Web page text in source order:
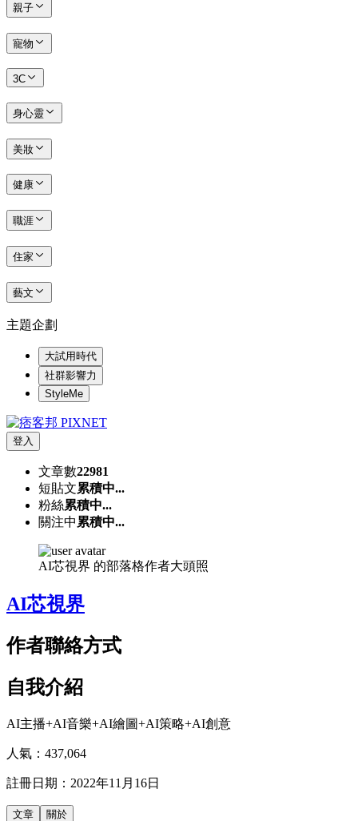
親子
寵物
3C
身心靈
美妝
健康
職涯
住家
藝文
主題企劃
大試用時代
社群影響力
StyleMe
登入
文章數22981
短貼文累積中...
粉絲累積中...
關注中 累積中...
AI芯視界 的部落格作者大頭照
AI芯視界
作者聯絡方式
自我介紹
AI主播+AI音樂+AI繪圖+AI策略+AI創意
人氣： 437,064
註冊日期： 2022年11月16日
文章 關於